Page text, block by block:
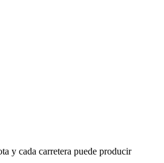
y cada carretera puede producir